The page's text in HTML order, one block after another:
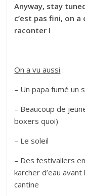
Anyway, stay
c’est pas fini, on
raconter !
On a vu aussi :
– Un papa fumé un
– Beaucoup de
boxers quoi)
– Le soleil
– Des festivaliers
karcher d’eau
cantine